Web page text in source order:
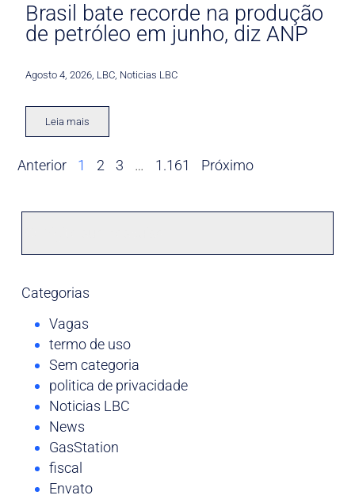
Brasil bate recorde na produção
de petróleo em junho, diz ANP
Agosto 4, 2026 LBC Noticias LBC
Leia mais
Anterior 1 2 3 … 1.161 Próximo
Categorias
Vagas
termo de uso
Sem categoria
politica de privacidade
Noticias LBC
News
GasStation
fiscal
Envato